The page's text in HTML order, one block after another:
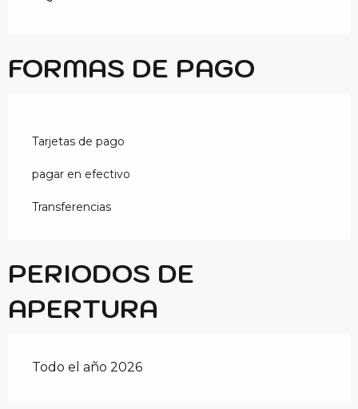
FORMAS DE PAGO
Tarjetas de pago
pagar en efectivo
Transferencias
PERIODOS DE
APERTURA
Todo el año 2026